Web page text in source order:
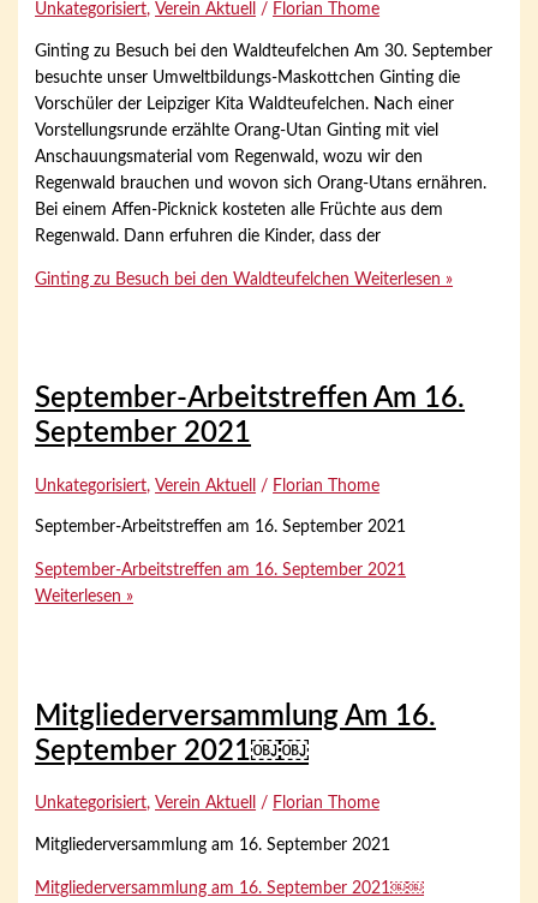
Unkategorisiert, Verein Aktuell / Florian Thome
Ginting zu Besuch bei den Waldteufelchen Am 30. September
besuchte unser Umweltbildungs-Maskottchen Ginting die
Vorschüler der Leipziger Kita Waldteufelchen. Nach einer
Vorstellungsrunde erzählte Orang-Utan Ginting mit viel
Anschauungsmaterial vom Regenwald, wozu wir den
Regenwald brauchen und wovon sich Orang-Utans ernähren.
Bei einem Affen-Picknick kosteten alle Früchte aus dem
Regenwald. Dann erfuhren die Kinder, dass der
Ginting zu Besuch bei den Waldteufelchen Weiterlesen »
September-Arbeitstreffen Am 16.
September 2021
Unkategorisiert,Verein Aktuell / Florian Thome
September-Arbeitstreffen am 16. September 2021
September-Arbeitstreffen am 16. September 2021
Weiterlesen »
Mitgliederversammlung Am 16.
September 2021￼￼
Unkategorisiert, Verein Aktuell / Florian Thome
Mitgliederversammlung am 16. September 2021
Mitgliederversammlung am 16. September 2021￼￼